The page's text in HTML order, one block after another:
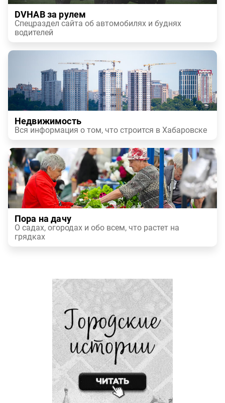
DVHAB за рулем
Спецраздел сайта об автомобилях и буднях
водителей
Недвижимость
Вся информация о том, что строится в Хабаровске
Пора на дачу
О садах, огородах и обо всем, что растет на
грядках